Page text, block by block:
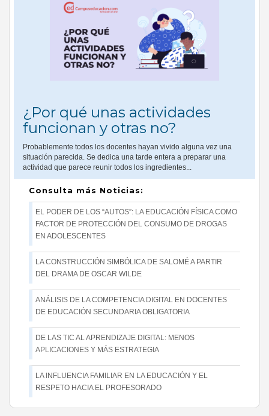
¿Por qué unas actividades
funcionan y otras no?
Probablemente todos los docentes hayan vivido alguna vez una
situación parecida. Se dedica una tarde entera a preparar una
actividad que parece reunir todos los ingredientes...
Consulta más Noticias:
EL PODER DE LOS “AUTOS”: LA EDUCACIÓN FÍSICA COMO
FACTOR DE PROTECCIÓN DEL CONSUMO DE DROGAS
EN ADOLESCENTES
LA CONSTRUCCIÓN SIMBÓLICA DE SALOMÉ A PARTIR
DEL DRAMA DE OSCAR WILDE
ANÁLISIS DE LA COMPETENCIA DIGITAL EN DOCENTES
DE EDUCACIÓN SECUNDARIA OBLIGATORIA
DE LAS TIC AL APRENDIZAJE DIGITAL: MENOS
APLICACIONES Y MÁS ESTRATEGIA
LA INFLUENCIA FAMILIAR EN LA EDUCACIÓN Y EL
RESPETO HACIA EL PROFESORADO